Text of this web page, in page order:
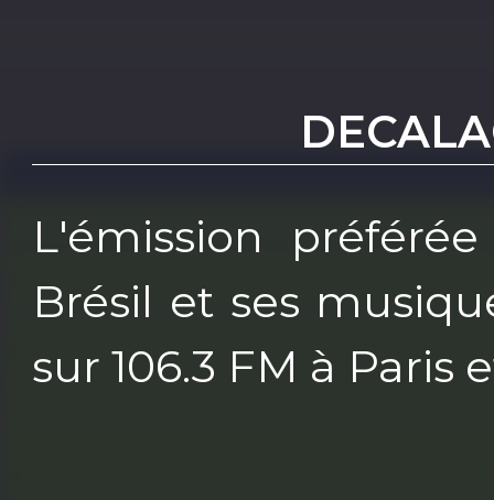
L'émission
Brésil et ses
sur 106.3 FM à Paris